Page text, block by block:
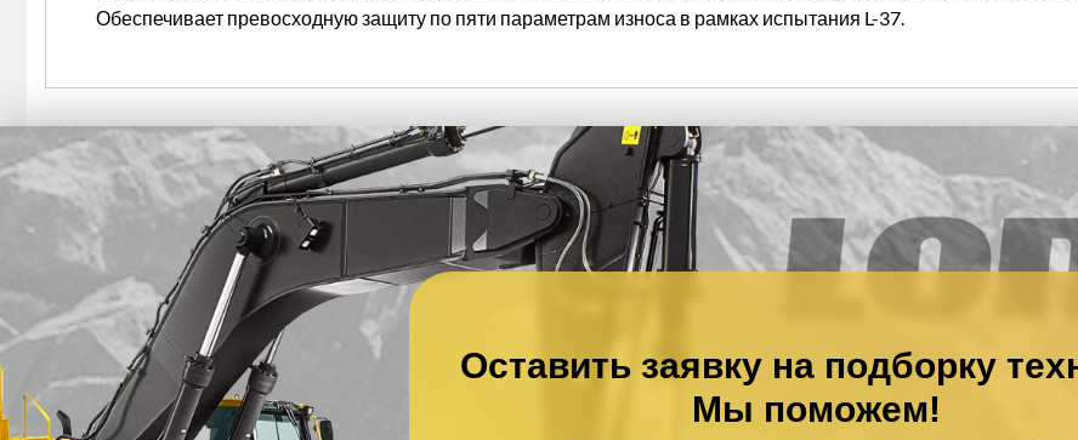
Обеспечивает превосходную защиту по пяти параметрам износа в рамках испытания L-37.
Оставить заявку на подборку
Мы поможем!